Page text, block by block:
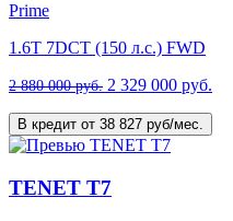
Prime
1.6T 7DCT (150 л.с.) FWD
2 880 000 руб. 2 329 000 руб.
В кредит от 38 827 руб/мес.
TENET T7